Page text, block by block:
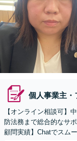
個人事業主・
【オンライン相談可】
防法務まで総合的なサ
顧問実績】Chatでスム